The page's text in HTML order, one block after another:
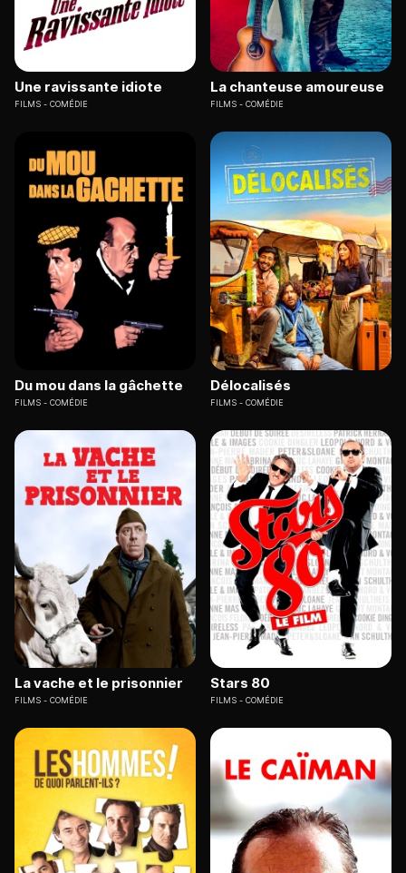
Une ravissante idiote
FILMS COMÉDIE
La chanteuse amoureuse
FILMS COMÉDIE
Du mou dans la gâchette
FILMS COMÉDIE
Délocalisés
FILMS COMÉDIE
La vache et le prisonnier
FILMS COMÉDIE
Stars 80
FILMS COMÉDIE